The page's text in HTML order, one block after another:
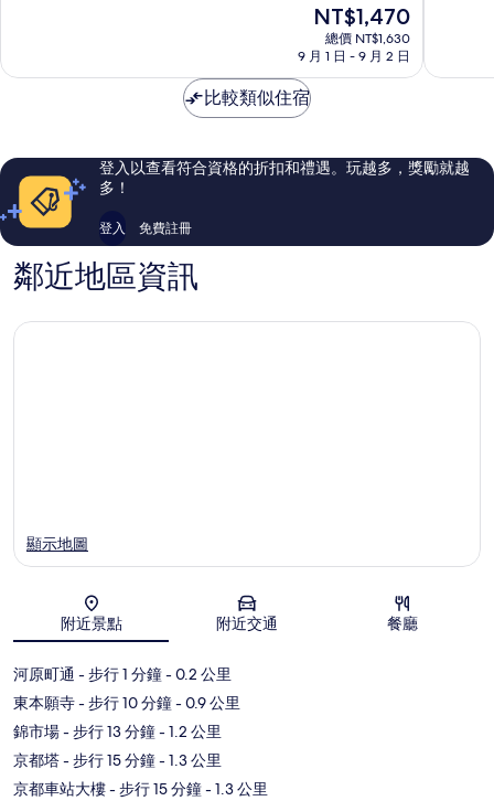
亞
京
區
好
則
評
現
在
價
NT$1,470
總價 NT$1,630
9 月 1 日 - 9 月 2 日
姆
八
條
太
則
評
比較類似住宿
登入以查看符合資格的折扣和禮遇。玩越多，獎勵就越
多！
登入 免費註冊
鄰近地區資訊
地圖
顯示地圖
附近景點 附近交通 餐廳
河原町通 - 步行 1 分鐘- 0.2 公里
東本願寺- 步行 10 分鐘- 0.9 公里
錦市場- 步行 13 分鐘- 1.2 公里
京都塔- 步行 15 分鐘- 1.3 公里
京都車站大樓- 步行 15 分鐘- 1.3 公里